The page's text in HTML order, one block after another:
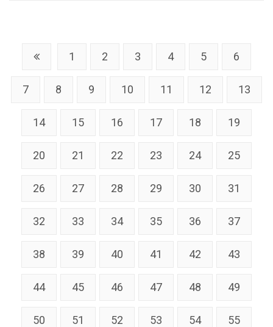
1 2 3 4 5 6
7 8 9 10 11 12 13
14 15 16 17 18 19
20 21 22 23 24 25
26 27 28 29 30 31
32 33 34 35 36 37
38 39 40 41 42 43
44 45 46 47 48 49
50 51 52 53 54 55